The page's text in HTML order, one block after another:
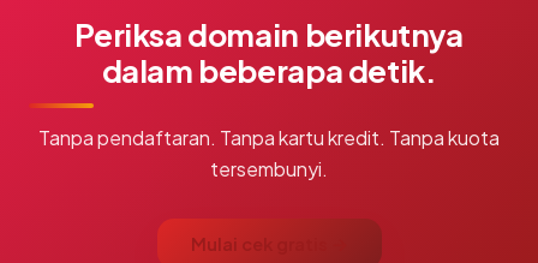
Periksa domain berikutnya
dalam beberapa detik.
Tanpa pendaftaran. Tanpa kartu kredit. Tanpa kuota
tersembunyi.
Mulai cek gratis →